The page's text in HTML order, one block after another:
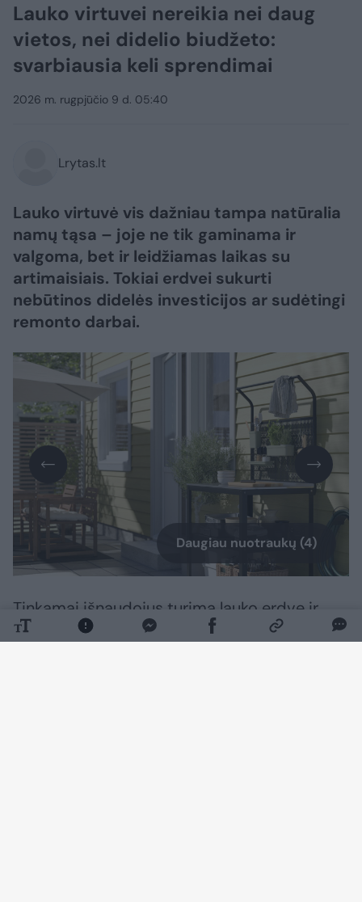
Lauko virtuvei nereikia nei daug
vietos, nei didelio biudžeto:
svarbiausia keli sprendimai
2026 m. rugpjūčio 9 d. 05:40
Lrytas.lt
Lauko virtuvė vis dažniau tampa natūralia
namų tąsa – joje ne tik gaminama ir
valgoma, bet ir leidžiamas laikas su
artimaisiais. Tokiai erdvei sukurti
nebūtinos didelės investicijos ar sudėtingi
remonto darbai.
Daugiau nuotraukų (4)
Tinkamai išnaudojus turimą lauko erdvę ir
pasirinkus praktiškus sprendimus, lauko